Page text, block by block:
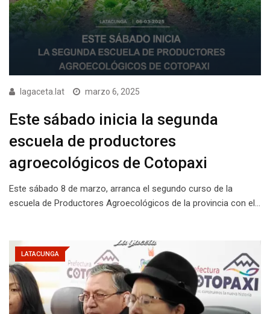
lagaceta.lat marzo 6, 2025
Este sábado inicia la segunda
escuela de productores
agroecológicos de Cotopaxi
Este sábado 8 de marzo, arranca el segundo curso de la
escuela de Productores Agroecológicos de la provincia con el…
LATACUNGA